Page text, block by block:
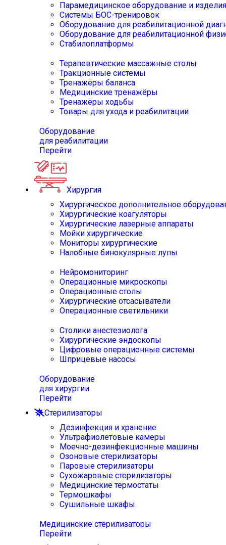
Парамедицинское оборудование и изделия
Системы БОС-тренировок
Оборудование для реабилитационной
Оборудование для реабилитационной
Стабилоплатформы
Терапевтические массажные столы
Тракционные системы
Тренажёры баланса
Медицинские тренажёры
Тренажёры ходьбы
Товары для ухода и реабилитации
Оборудование
для реабилитации
Перейти
Хирургия
Хирургическое дополнительное
Хирургические коагуляторы
Хирургические лазерные аппараты
Мойки хирургические
Мониторы хирургические
Налобные бинокулярные лупы
Нейромониторинг
Операционные микроскопы
Операционные столы
Хирургические отсасыватели
Операционные светильники
Столики анестезиолога
Хирургические эндоскопы
Цифровые операционные системы
Шприцевые насосы
Оборудование
для хирургии
Перейти
Стерилизаторы
Дезинфекция и хранение
Ультрафиолетовые камеры
Моечно-дезинфекционные машины
Озоновые стерилизаторы
Паровые стерилизаторы
Сухожаровые стерилизаторы
Медицинские термостаты
Термошкафы
Сушильные шкафы
Медицинские стерилизаторы
Перейти